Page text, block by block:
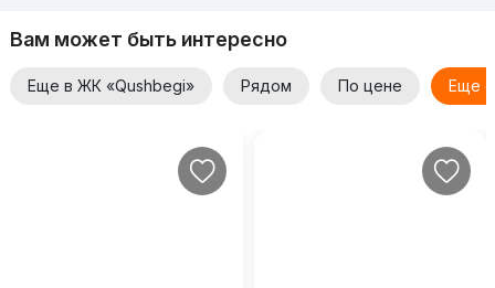
Вам может быть интересно
Еще в ЖК «Qushbegi» Рядом По цене Еще